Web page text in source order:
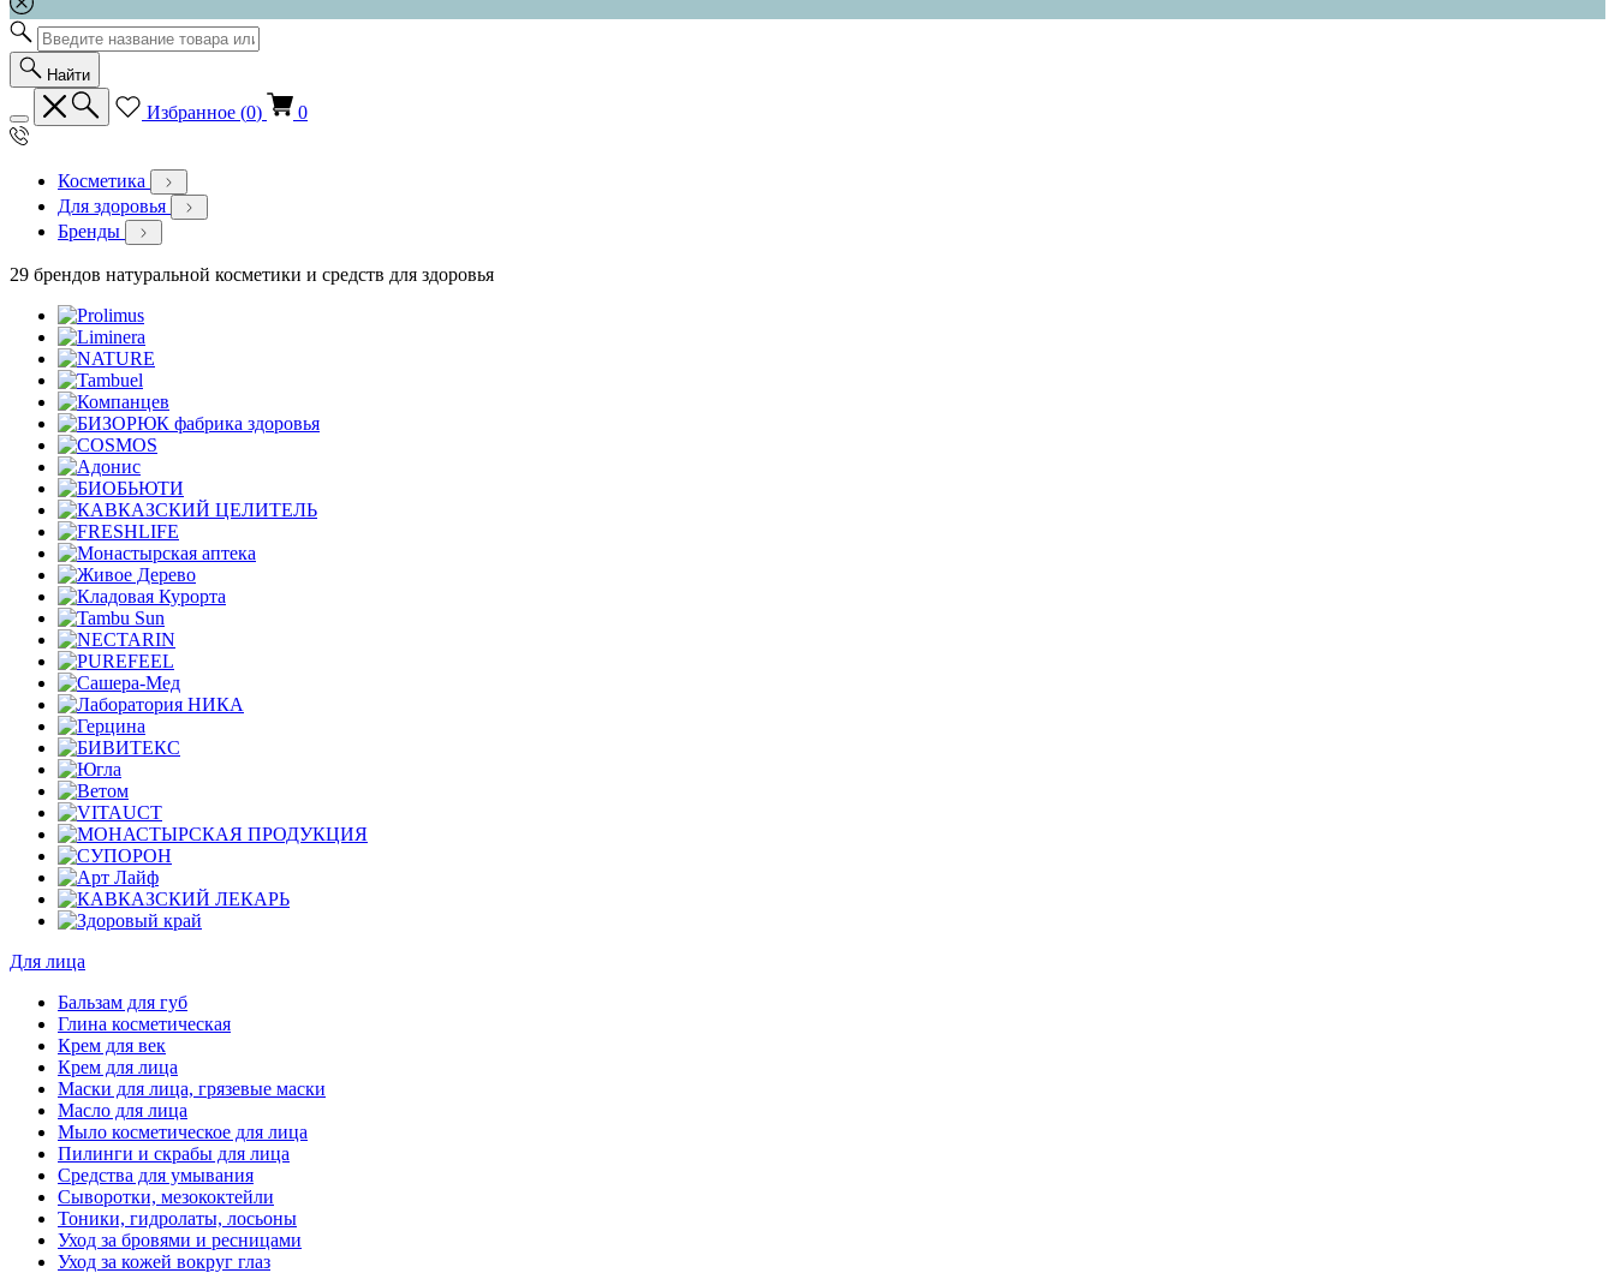
Найти
Избранное (0) 0
Косметика
Для здоровья
Бренды
29 брендов натуральной косметики и средств для здоровья
Для лица
Бальзам для губ
Глина косметическая
Крем для век
Крем для лица
Маски для лица, грязевые маски
Масло для лица
Мыло косметическое для лица
Пилинги и скрабы для лица
Средства для умывания
Сыворотки, мезококтейли
Тоники, гидролаты, лосьоны
Уход за бровями и ресницами
Уход за кожей вокруг глаз